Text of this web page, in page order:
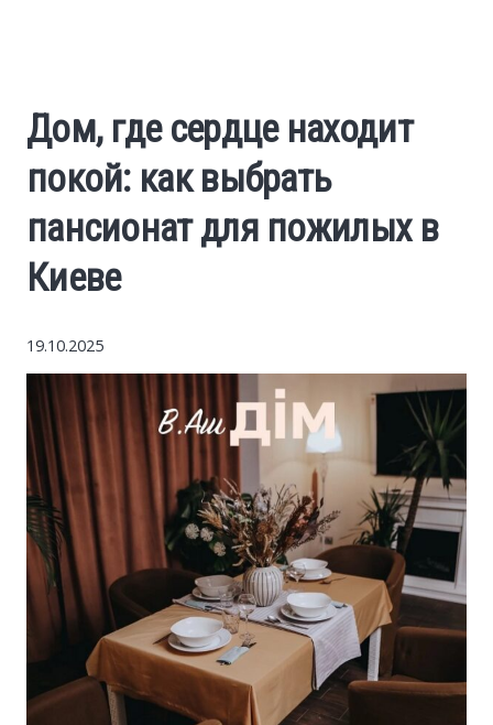
Construction
Politics
Society
Style
Tourism
Дом, где сердце находит
покой: как выбрать
пансионат для пожилых в
Киеве
19.10.2025